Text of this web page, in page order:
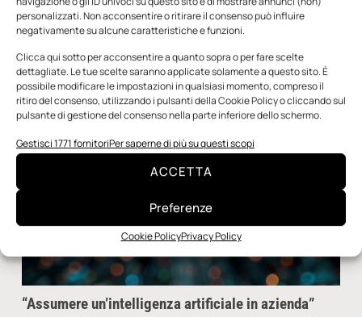
personalizzati. Non acconsentire o ritirare il consenso può influire
negativamente su alcune caratteristiche e funzioni.
Clicca qui sotto per acconsentire a quanto sopra o per fare scelte
dettagliate. Le tue scelte saranno applicate solamente a questo sito. È
possibile modificare le impostazioni in qualsiasi momento, compreso il
ritiro del consenso, utilizzando i pulsanti della Cookie Policy o cliccando sul
pulsante di gestione del consenso nella parte inferiore dello schermo.
Gestisci 1771 fornitoriPer saperne di più su questi scopi
ACCETTA
Preferenze
Cookie PolicyPrivacy Policy
Redazione 6 Dicembre 2024
“Assumere un’intelligenza artificiale in azienda”